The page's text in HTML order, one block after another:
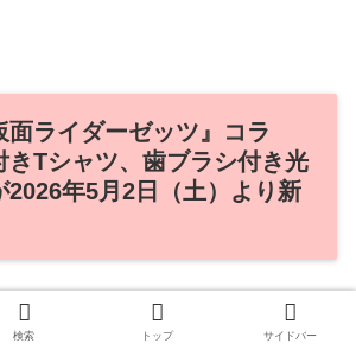
面ライダーゼッツ』コラ
きTシャツ、歯ブラシ付き光
2026年5月2日（土）より新
ダーゼッツ』コラボを2026年5月2日
検索 トップ サイドバー